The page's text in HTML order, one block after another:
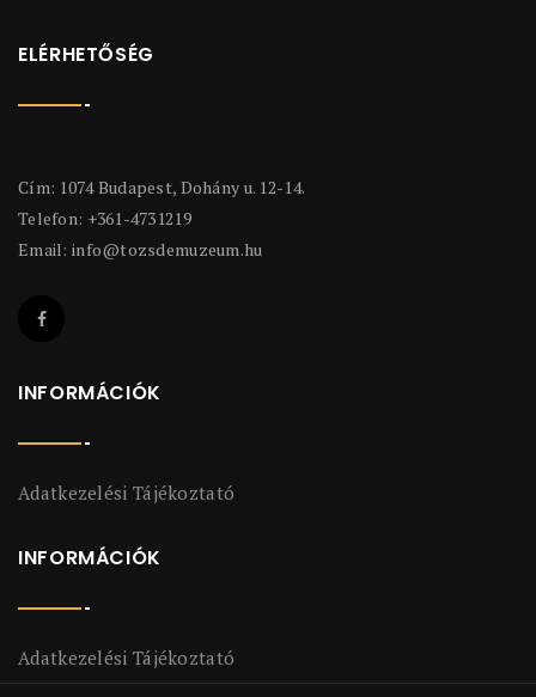
ELÉRHETŐSÉG
Cím: 1074 Budapest, Dohány u. 12-14.
Telefon: +361-4731219
Email: info@tozsdemuzeum.hu
INFORMÁCIÓK
Adatkezelési Tájékoztató
INFORMÁCIÓK
Adatkezelési Tájékoztató